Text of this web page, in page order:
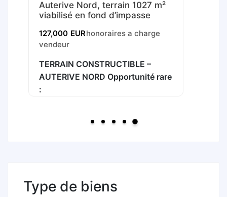
Auterive Nord, terrain 1027 m²
viabilisé en fond d’impasse
127,000 EURhonoraires a charge
vendeur
TERRAIN CONSTRUCTIBLE –
AUTERIVE NORD Opportunité rare
:
Type de biens